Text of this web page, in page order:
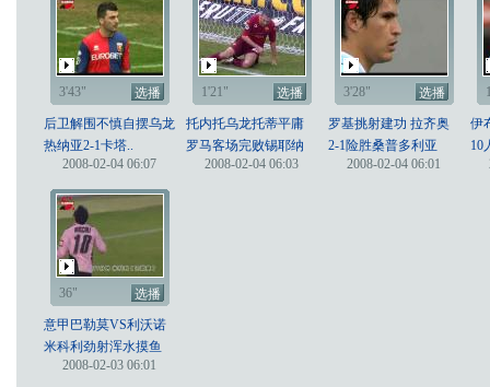
3'43"
选播
后卫解围不慎自摆乌龙
热纳亚2-1卡塔..
2008-02-04 06:07
1'21"
选播
托内托乌龙托蒂平庸
罗马客场完败锡耶纳
2008-02-04 06:03
3'28"
选播
罗基挑射建功 拉齐奥
2-1险胜桑普多利亚
2008-02-04 06:01
伊
10
36"
选播
意甲巴勒莫VS利沃诺
米科利劲射浑水摸鱼
2008-02-03 06:01